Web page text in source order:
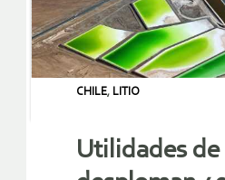
CHILE, LITIO
Utilidades de